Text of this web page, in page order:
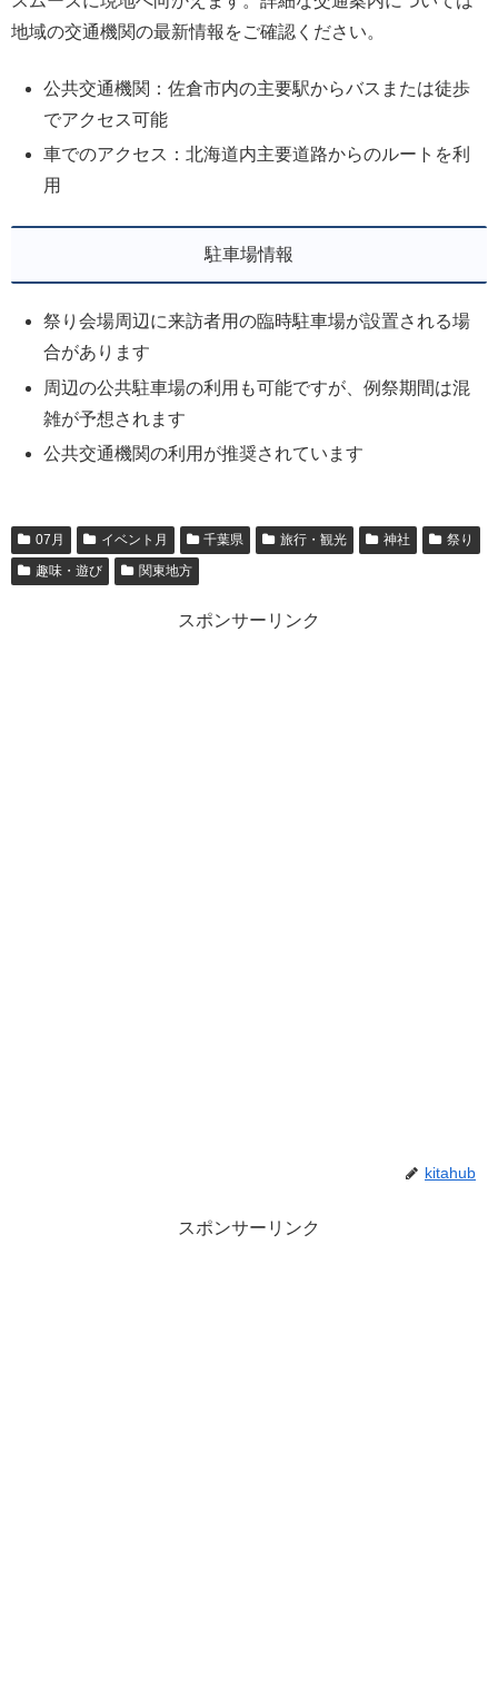
地域の交通機関の最新情報をご確認ください。
公共交通機関：佐倉市内の主要駅からバスまたは徒歩
でアクセス可能
車でのアクセス：北海道内主要道路からのルートを利
用
駐車場情報
祭り会場周辺に来訪者用の臨時駐車場が設置される場
合があります
周辺の公共駐車場の利用も可能ですが、例祭期間は混
雑が予想されます
公共交通機関の利用が推奨されています
07月 イベント月 千葉県 旅行・観光 神社
祭り
趣味・遊び
関東地方
スポンサーリンク
kitahub
スポンサーリンク